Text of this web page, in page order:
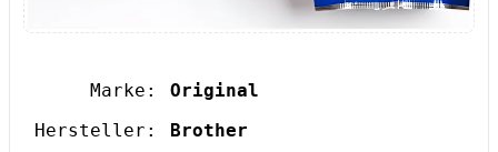
Marke:
Original
Hersteller:
Brother